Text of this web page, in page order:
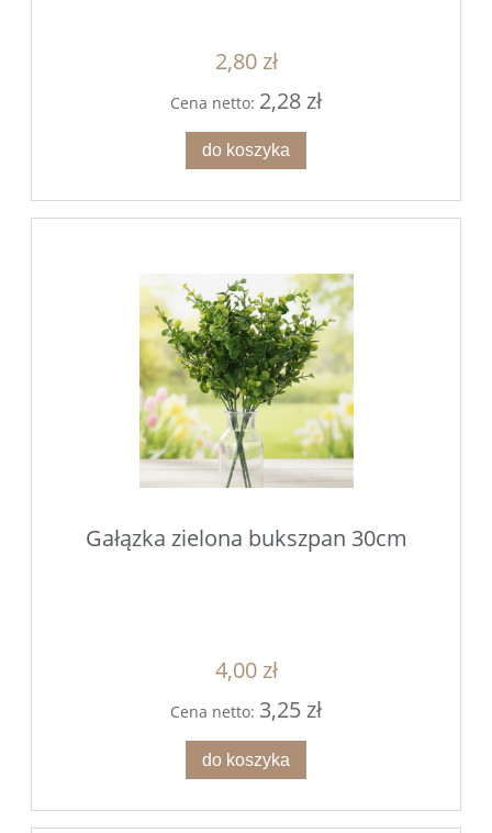
2,80 zł
Cena netto: 2,28 zł
do koszyka
Gałązka zielona bukszpan 30cm
4,00 zł
Cena netto: 3,25 zł
do koszyka